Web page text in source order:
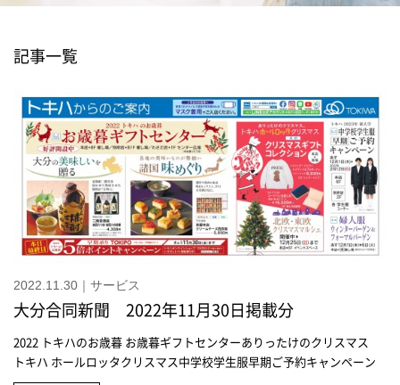
記事一覧
2022.11.30｜サービス
大分合同新聞 2022年11月30日掲載分
2022 トキハのお歳暮 お歳暮ギフトセンターありったけのクリスマス
トキハ ホールロッタクリスマス中学校学生服早期ご予約キャンペーン